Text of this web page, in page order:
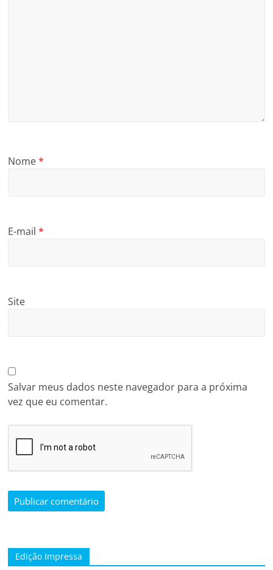
Nome*
E-mail*
Site
Salvar meus dados neste navegador para a próxima
vez que eu comentar.
Edição Impressa